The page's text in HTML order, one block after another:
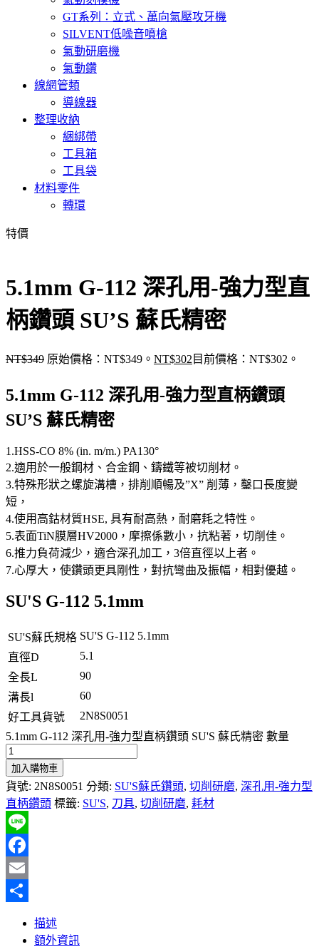
GT系列：立式、萬向氣壓攻牙機
SILVENT低噪音噴槍
氣動研磨機
氣動鑽
線網管類
導線器
整理收納
綑綁帶
工具箱
工具袋
材料零件
轉環
特價
5.1mm G-112 深孔用-強力型直
柄鑽頭 SU’S 蘇氏精密
NT$349 原始價格：NT$349。 NT$302 目前價格：NT$302。
5.1mm G-112 深孔用-強力型直柄鑽頭
SU’S 蘇氏精密
1.HSS-CO 8% (in. m/m.) PA130°
2.適用於一般鋼材、合金鋼、鑄鐵等被切削材。
3.特殊形狀之螺旋溝槽，排削順暢及”X” 削薄，鑿口長度變
短，
4.使用高鈷材質HSE, 具有耐高熱，耐磨耗之特性。
5.表面TiN膜層HV2000，摩擦係數小，抗粘著，切削佳。
6.推力負荷減少，適合深孔加工，3倍直徑以上者。
7.心厚大，使鑽頭更具剛性，對抗彎曲及振幅，相對優越。
SU'S G-112 5.1mm
SU'S蘇氏規格 SU'S G-112 5.1mm
直徑D
5.1
全長L
90
溝長l
60
好工具貨號
2N8S0051
5.1mm G-112 深孔用-強力型直柄鑽頭 SU'S 蘇氏精密 數量
加入購物車
貨號: 2N8S0051 分類: SU'S蘇氏鑽頭, 切削研磨, 深孔用-強力型
直柄鑽頭 標籤: SU'S, 刀具, 切削研磨, 耗材
Line
Facebook
Email
描述
額外資訊